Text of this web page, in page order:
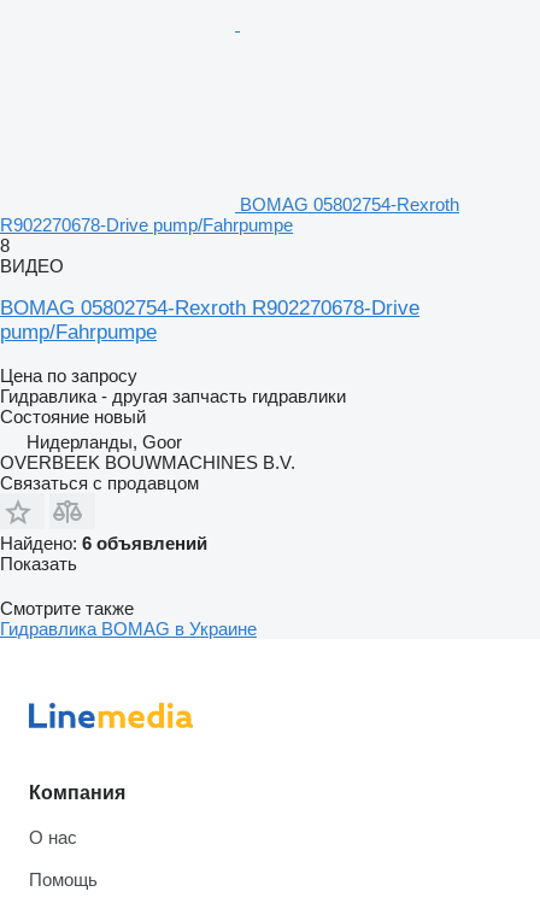
BOMAG 05802754-Rexroth
R902270678-Drive pump/Fahrpumpe
8
ВИДЕО
BOMAG 05802754-Rexroth R902270678-Drive
pump/Fahrpumpe
Цена по запросу
Гидравлика - другая запчасть гидравлики
Состояние новый
Нидерланды, Goor
OVERBEEK BOUWMACHINES B.V.
Связаться с продавцом
Найдено: 6 объявлений
Показать
Смотрите также
Гидравлика BOMAG в Украине
Компания
О нас
Помощь